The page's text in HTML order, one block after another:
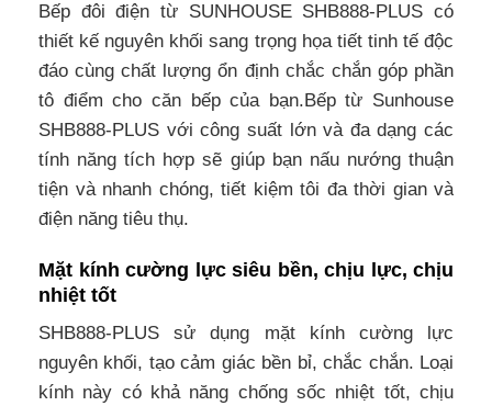
Bếp đôi điện từ SUNHOUSE SHB888-PLUS có
thiết kế nguyên khối sang trọng họa tiết tinh tế độc
đáo cùng chất lượng ổn định chắc chắn góp phần
tô điểm cho căn bếp của bạn.Bếp từ Sunhouse
SHB888-PLUS với công suất lớn và đa dạng các
tính năng tích hợp sẽ giúp bạn nấu nướng thuận
tiện và nhanh chóng, tiết kiệm tôi đa thời gian và
điện năng tiêu thụ.
Mặt kính cường lực siêu bền, chịu lực, chịu
nhiệt tốt
SHB888-PLUS sử dụng mặt kính cường lực
nguyên khối, tạo cảm giác bền bỉ, chắc chắn. Loại
kính này có khả năng chống sốc nhiệt tốt, chịu